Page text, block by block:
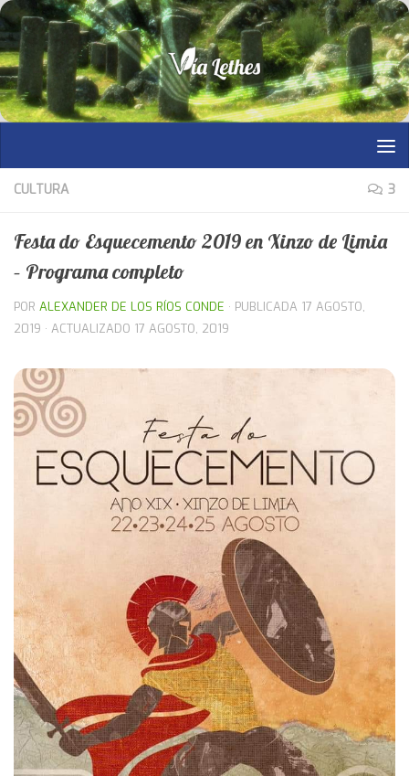
Saltar al contenido
CULTURA 3
Festa do Esquecemento 2019 en Xinzo de Limia
– Programa completo
POR ALEXANDER DE LOS RÍOS CONDE · PUBLICADA 17 AGOSTO,
2019 · ACTUALIZADO 17 AGOSTO, 2019